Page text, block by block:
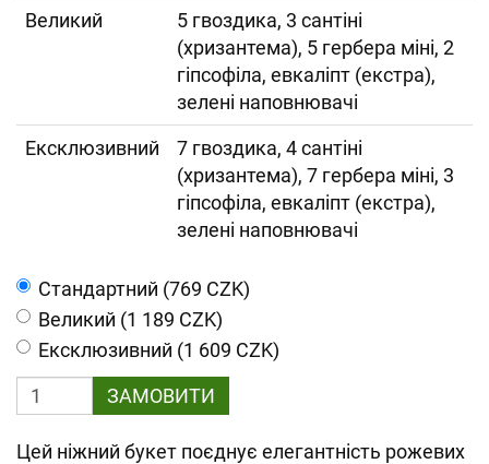
Великий
5 гвоздика, 3 сантіні
(хризантема), 5 гербера міні, 2
гіпсофіла, евкаліпт (екстра),
зелені наповнювачі
Ексклюзивний
7 гвоздика, 4 сантіні
(хризантема), 7 гербера міні, 3
гіпсофіла, евкаліпт (екстра),
зелені наповнювачі
Cтандартний (769 CZK)
Великий (1 189 CZK)
Ексклюзивний (1 609 CZK)
ЗАМОВИТИ
Цей ніжний букет поєднує елегантність рожевих